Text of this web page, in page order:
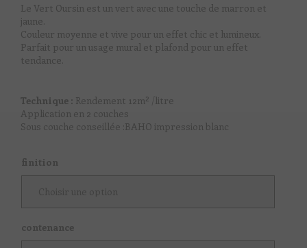
Le Vert Oursin est un vert avec une touche de marron et
jaune.
Couleur moyenne et vive pour un effet chic et lumineux.
Parfait pour un usage mural et plafond pour un effet
tendance.
Technique : Rendement 12m² /litre
Application en 2 couches
Sous couche conseillée :BAHO impression blanc
finition
contenance